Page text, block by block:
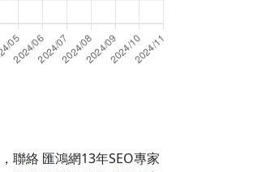
，聯絡 匯鴻網13年SEO專家